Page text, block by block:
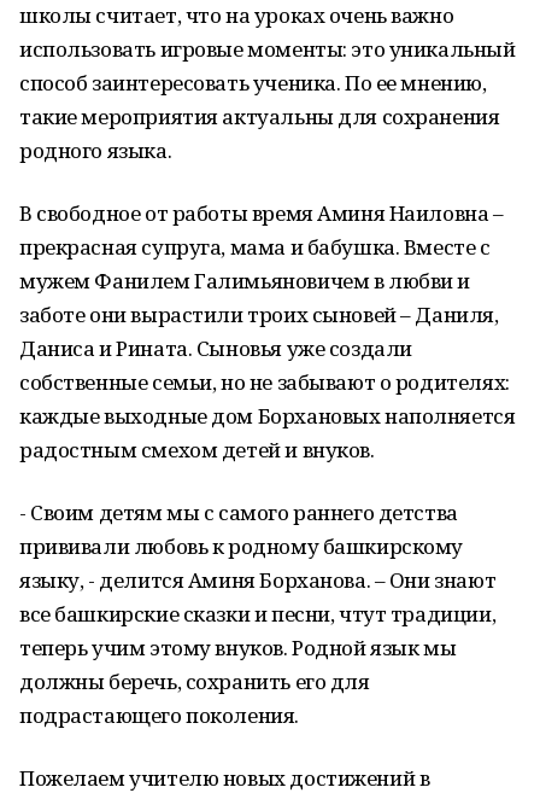
школы считает, что на уроках очень важно
использовать игровые моменты: это уникальный
способ заинтересовать ученика. По ее мнению,
такие мероприятия актуальны для сохранения
родного языка.
В свободное от работы время Аминя Наиловна –
прекрасная супруга, мама и бабушка. Вместе с
мужем Фанилем Галимьяновичем в любви и
заботе они вырастили троих сыновей – Даниля,
Даниса и Рината. Сыновья уже создали
собственные семьи, но не забывают о родителях:
каждые выходные дом Борхановых наполняется
радостным смехом детей и внуков.
- Своим детям мы с самого раннего детства
прививали любовь к родному башкирскому
языку, - делится Аминя Борханова. – Они знают
все башкирские сказки и песни, чтут традиции,
теперь учим этому внуков. Родной язык мы
должны беречь, сохранить его для
подрастающего поколения.
Пожелаем учителю новых достижений в